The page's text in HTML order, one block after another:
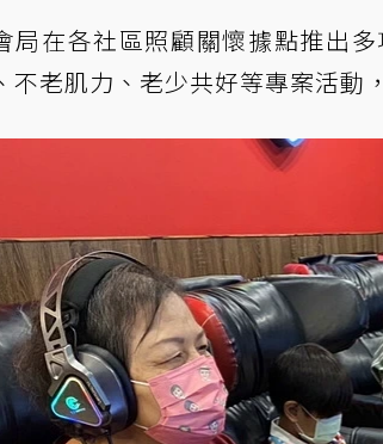
局在各社區照顧關懷據點推出
不老肌力、老少共好等專案活動